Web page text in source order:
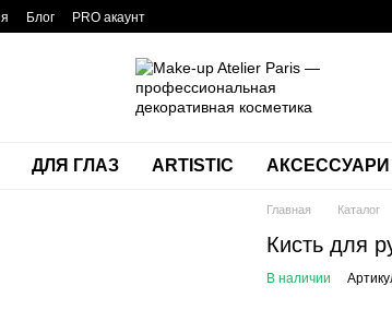
Блог PRO акаунт
ДЛЯ ГЛАЗ ARTISTIC АКСЕССУАРИ
Главная Каталог
Кисть для
В наличии